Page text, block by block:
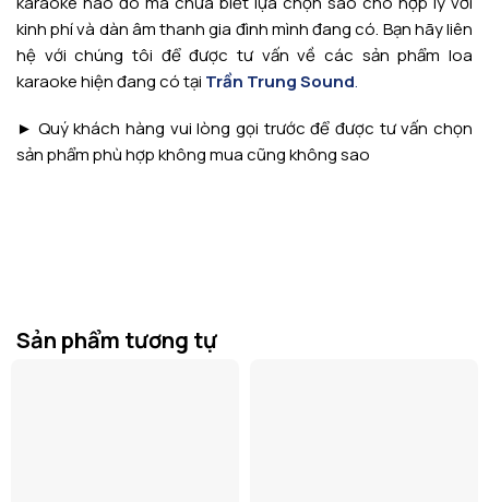
kinh phí và dàn âm thanh gia đình mình đang có. Bạn hãy liên
hệ với chúng tôi để được tư vấn về các sản phẩm loa
karaoke hiện đang có tại Trần Trung Sound.
► Quý khách hàng vui lòng gọi trước để được tư vấn chọn
sản phẩm phù hợp không mua cũng không sao
Sản phẩm tương tự